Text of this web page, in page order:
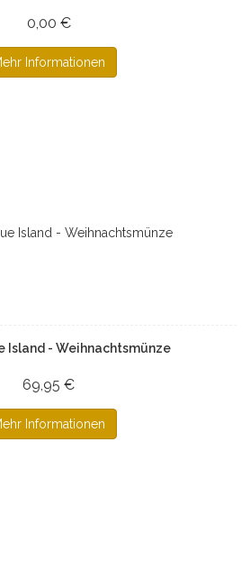
0,00 €
Informationen
Island - Weihnachtsmünze
69,95 €
Informationen